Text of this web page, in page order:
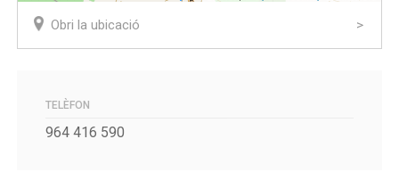
Obri la ubicació
TELÈFON
964 416 590